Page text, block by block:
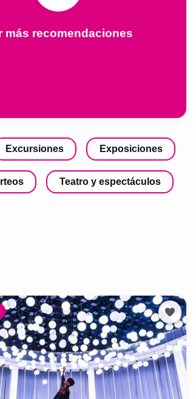
más recomendaciones
Excursiones Exposiciones
Teatro y espectáculos